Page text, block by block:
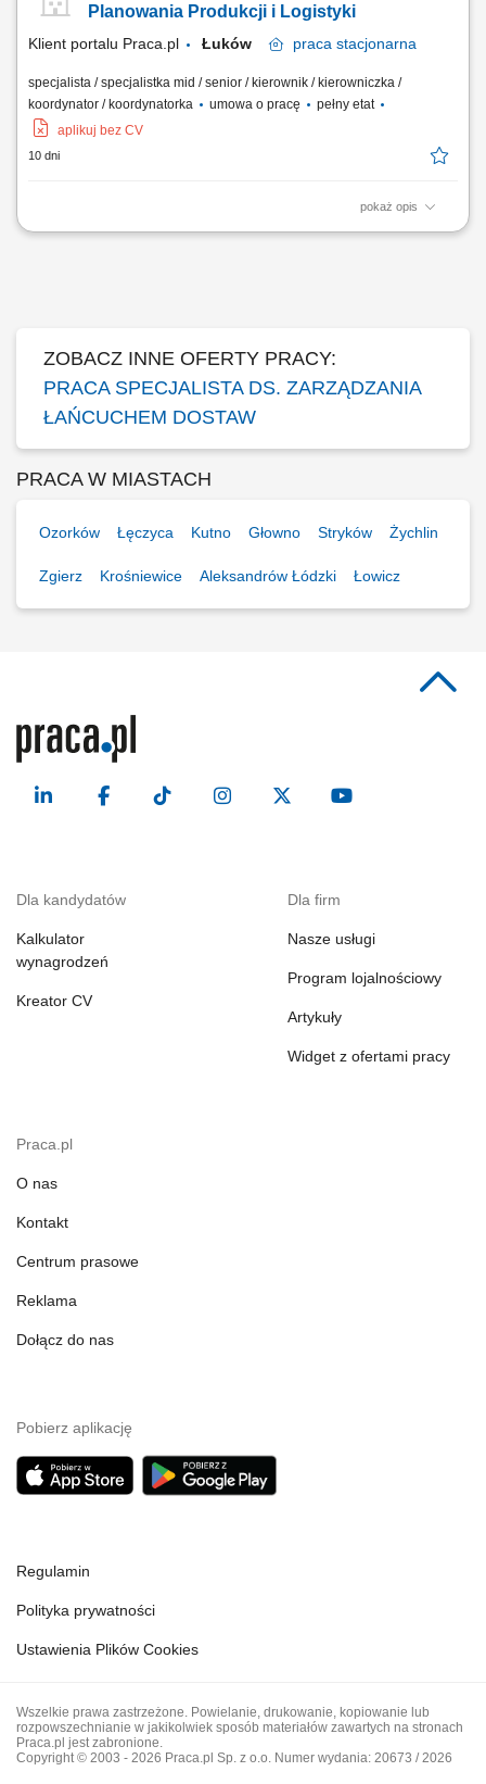
uzgadnianie harmonogramów dostaw z innymi działami; Weryfikacja
Planowania Produkcji i Logistyki
Klient portalu Praca.pl Łuków praca stacjonarna
specjalista / specjalistka mid / senior / kierownik / kierowniczka /
koordynator / koordynatorka
umowa o pracę
pełny etat
aplikuj bez CV
10 dni
pokaż opis
Koordynowanie planu produkcji we współpracy z kierownikiem
ZOBACZ INNE OFERTY PRACY:
PRACA SPECJALISTA DS. ZARZĄDZANIA
ŁAŃCUCHEM DOSTAW
PRACA W MIASTACH
Ozorków Łęczyca Kutno Głowno Stryków Żychlin
Zgierz Krośniewice Aleksandrów Łódzki Łowicz
Dla kandydatów
Kalkulator
wynagrodzeń
Kreator CV
Dla firm
Nasze usługi
Program lojalnościowy
Artykuły
Widget z ofertami pracy
Praca.pl
O nas
Kontakt
Centrum prasowe
Reklama
Dołącz do nas
Pobierz aplikację
Regulamin
Polityka prywatności
Ustawienia Plików Cookies
Wszelkie prawa zastrzeżone. Powielanie, drukowanie, kopiowanie lub
rozpowszechnianie w jakikolwiek sposób materiałów zawartych na stronach
Praca.pl jest zabronione.
Copyright © 2003 - 2026 Praca.pl Sp. z o.o. Numer wydania: 20673 / 2026